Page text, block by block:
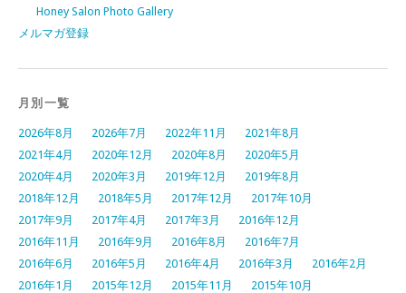
Honey Salon Photo Gallery
メルマガ登録
月別一覧
2026年8月 2026年7月 2022年11月
2021年8月
2021年4月
2020年12月 2020年8月
2020年5月
2020年4月
2020年3月 2019年12月
2019年8月
2018年12月
2018年5月 2017年12月
2017年10月
2017年9月
2017年4月 2017年3月
2016年12月
2016年11月
2016年9月 2016年8月
2016年7月
2016年6月
2016年5月 2016年4月 2016年3月
2016年2月
2016年1月
2015年12月 2015年11月
2015年10月